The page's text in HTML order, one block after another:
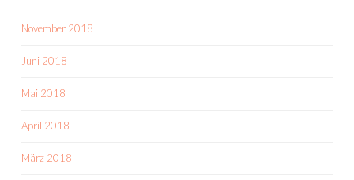
November 2018
Juni 2018
Mai 2018
April 2018
März 2018